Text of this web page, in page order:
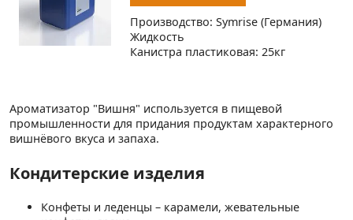
Производство: Symrise (Германия)
Жидкость
Канистра пластиковая: 25кг
Ароматизатор "Вишня" используется в пищевой
промышленности для придания продуктам характерного
вишнёвого вкуса и запаха.
Кондитерские изделия
Конфеты и леденцы – карамели, жевательные